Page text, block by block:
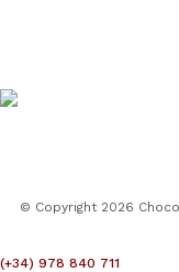
© Copyright 2026
(+34) 978 840 711